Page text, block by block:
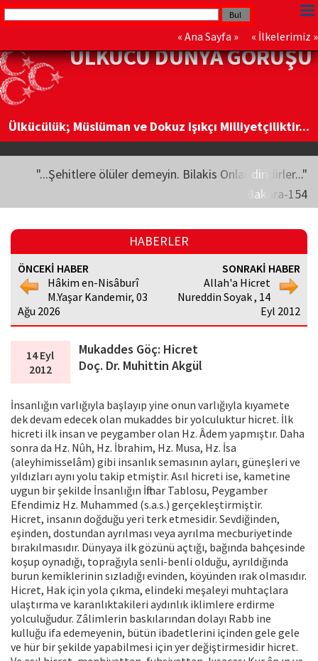
« Ana Sayfa » « İlkelerimiz »
ÜLKÜCÜ DÜNYA GÖRÜŞÜ
Ülkücülük; Müslüman ve Dokuz Işıkçı Milliyetçiliktir...
"...Şehitlere ölüler demeyin. Bilakis Onlar diridirler..."
Bakara-154
HABERLER
ÖNCEKİ HABER
Hâkim en-Nisâburî
M.Yaşar Kandemir, 03
Ağu 2026
SONRAKİ HABER
Allah'a Hicret
Nureddin Soyak , 14
Eyl 2012
14 Eyl
2012
Mukaddes Göç: Hicret
Doç. Dr. Muhittin Akgül
İnsanlığın varlığıyla başlayıp yine onun varlığıyla kıyamete
dek devam edecek olan mukaddes bir yolculuktur hicret. İlk
hicreti ilk insan ve peygamber olan Hz. Âdem yapmıştır. Daha
sonra da Hz. Nûh, Hz. İbrahim, Hz. Musa, Hz. İsa
(aleyhimisselâm) gibi insanlık semasının ayları, güneşleri ve
yıldızları aynı yolu takip etmiştir. Asıl hicreti ise, kametine
uygun bir şekilde İnsanlığın İftihar Tablosu, Peygamber
Efendimiz Hz. Muhammed (s.a.s.) gerçekleştirmiştir.
Hicret, insanın doğduğu yeri terk etmesidir. Sevdiğinden,
eşinden, dostundan ayrılması veya ayrılma mecburiyetinde
bırakılmasıdır. Dünyaya ilk gözünü açtığı, bağında bahçesinde
koşup oynadığı, toprağıyla senli-benli olduğu, ayrıldığında
burun kemiklerinin sızladığı evinden, köyünden ırak olmasıdır.
Hicret, Hak için yola çıkma, elindeki meşaleyi muhtaçlara
ulaştırma ve karanlıktakileri aydınlık iklimlere erdirme
yolculuğudur. Zâlimlerin baskılarından dolayı Rabb ine
kulluğu ifa edemeyenin, bütün ibadetlerini içinden gele gele
ve hür bir şekilde yapabilmesi için yer değiştirmesidir hicret.